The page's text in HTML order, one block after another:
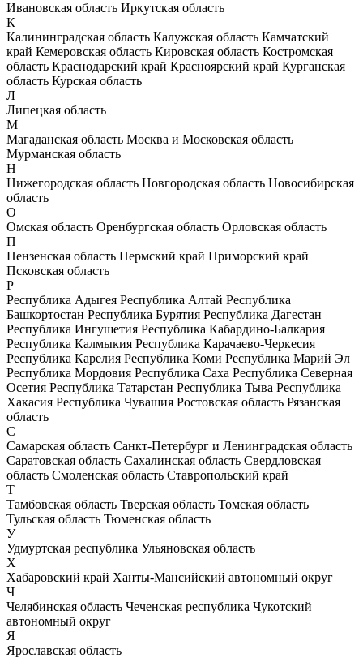
Ивановская область Иркутская область
К
Калининградская область Калужская область Камчатский
край Кемеровская область Кировская область Костромская
область Краснодарский край Красноярский край Курганская
область Курская область
Л
Липецкая область
М
Магаданская область Москва и Московская область
Мурманская область
Н
Нижегородская область Новгородская область Новосибирская
область
О
Омская область Оренбургская область Орловская область
П
Пензенская область Пермский край Приморский край
Псковская область
Р
Республика Адыгея Республика Алтай Республика
Башкортостан Республика Бурятия Республика Дагестан
Республика Ингушетия Республика Кабардино-Балкария
Республика Калмыкия Республика Карачаево-Черкесия
Республика Карелия Республика Коми Республика Марий Эл
Республика Мордовия Республика Саха Республика Северная
Осетия Республика Татарстан Республика Тыва Республика
Хакасия Республика Чувашия Ростовская область Рязанская
область
С
Самарская область Санкт-Петербург и Ленинградская область
Саратовская область Сахалинская область Свердловская
область Смоленская область Ставропольский край
Т
Тамбовская область Тверская область Томская область
Тульская область Тюменская область
У
Удмуртская республика Ульяновская область
Х
Хабаровский край Ханты-Мансийский автономный округ
Ч
Челябинская область Чеченская республика Чукотский
автономный округ
Я
Ярославская область